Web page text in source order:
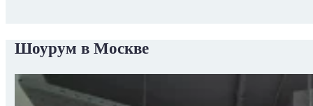
Шоурум в Москве